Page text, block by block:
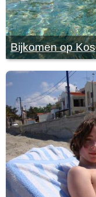
Bijkomen op Kos